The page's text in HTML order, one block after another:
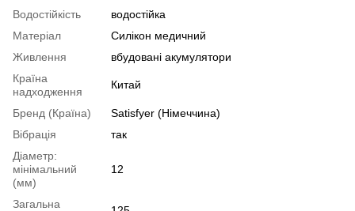
Водостійкість
водостійка
Матеріал
Силікон медичний
Живлення
вбудовані акумулятори
Країна
надходження
Китай
Бренд (Країна)
Satisfyer (Німеччина)
Вібрація
так
Діаметр:
мінімальний
(мм)
12
Загальна